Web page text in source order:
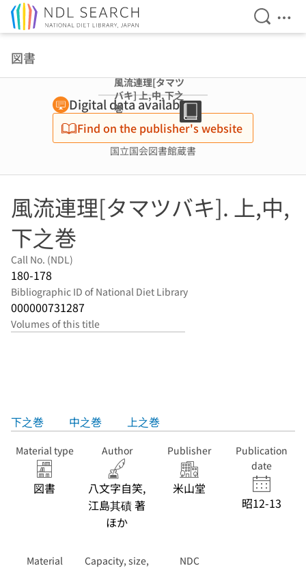
Open
図書
風流連理[タマツ
バキ] 上,中,下之
巻
Digital data available
Find on the publisher's website
国立国会図書館蔵書
風流連理[タマツバキ]. 上,中,
下之巻
Call No. (NDL)
180-178
Bibliographic ID of National Diet Library
000000731287
Volumes of this title
下之巻 中之巻 上之巻
Material type
図書
Author
八文字自笑,
江島其磧 著
ほか
Publisher
米山堂
Publication
date
昭12-13
Material
Capacity, size,
NDC